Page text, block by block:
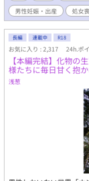
男性妊娠・出産
処女
長編 連載中 R18
お気に入り : 2,317 24h.ポ
【本編完結】化物の
様たちに毎日甘く抱
浅葱